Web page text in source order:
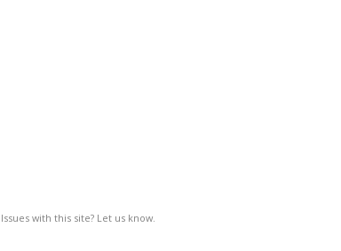
Issues with this site? Let us know.